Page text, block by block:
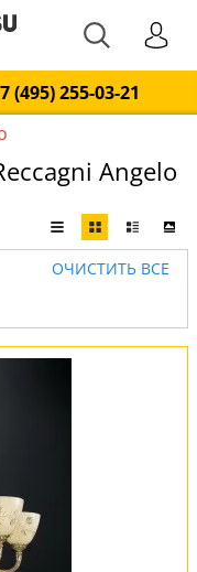
(495) 255-03-21
Angelo
ОЧИСТИТЬ ВСЕ